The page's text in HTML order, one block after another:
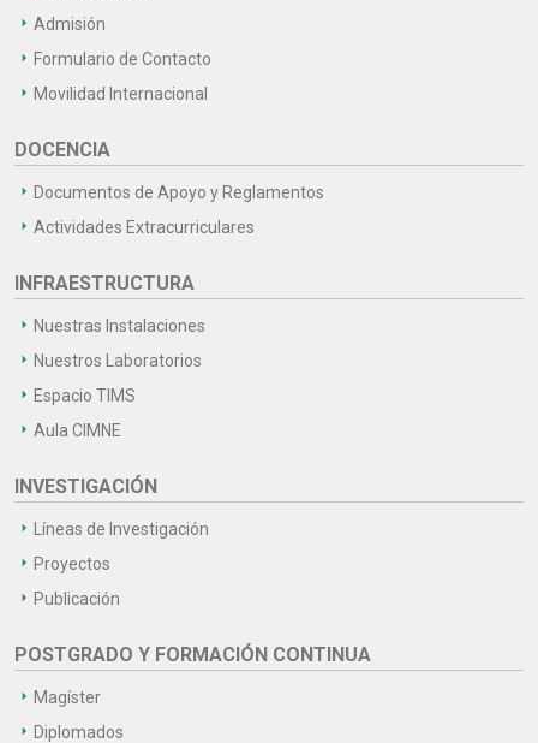
Admisión
Formulario de Contacto
Movilidad Internacional
DOCENCIA
Documentos de Apoyo y Reglamentos
Actividades Extracurriculares
INFRAESTRUCTURA
Nuestras Instalaciones
Nuestros Laboratorios
Espacio TIMS
Aula CIMNE
INVESTIGACIÓN
Líneas de Investigación
Proyectos
Publicación
POSTGRADO Y FORMACIÓN CONTINUA
Magíster
Diplomados